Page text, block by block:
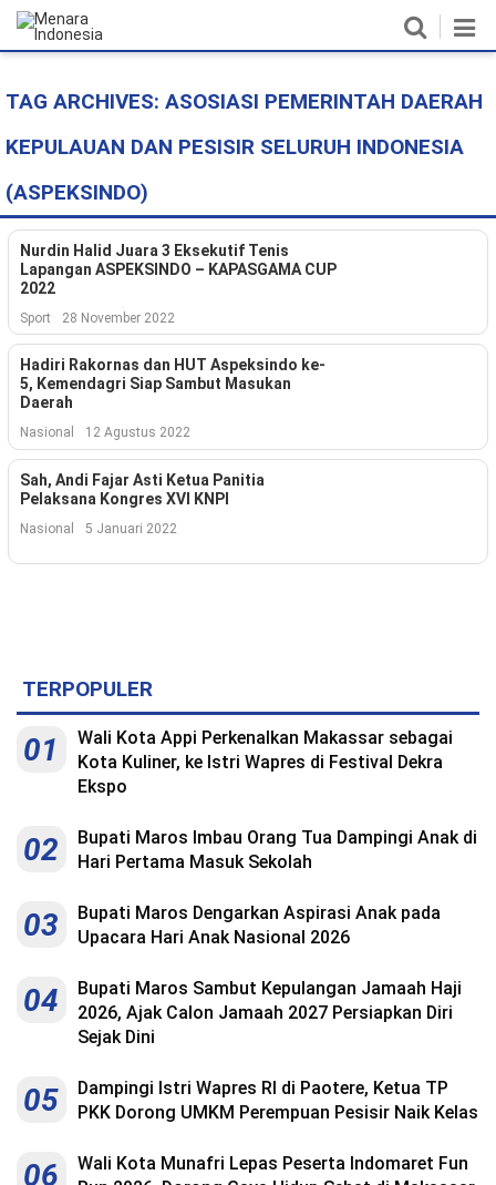
Home
Nasional
Politik
Metro
Hukum & HAM
Ekonomi
Pendidikan
Kesehatan
©
Indonesia
TAG ARCHIVES: ASOSIASI PEMERINTAH DAERAH
KEPULAUAN DAN PESISIR SELURUH INDONESIA
(ASPEKSINDO)
Nurdin Halid Juara 3 Eksekutif Tenis
Lapangan ASPEKSINDO – KAPASGAMA CUP
2022
Sport 28 November 2022
Hadiri Rakornas dan HUT Aspeksindo ke-
5, Kemendagri Siap Sambut Masukan
Daerah
Nasional 12 Agustus 2022
Sah, Andi Fajar Asti Ketua Panitia
Pelaksana Kongres XVI KNPI
Nasional 5 Januari 2022
TERPOPULER
01
Wali Kota Appi Perkenalkan Makassar sebagai
Kota Kuliner, ke Istri Wapres di Festival Dekra
Ekspo
02
Bupati Maros Imbau Orang Tua Dampingi Anak di
Hari Pertama Masuk Sekolah
03
Bupati Maros Dengarkan Aspirasi Anak pada
Upacara Hari Anak Nasional 2026
04
Bupati Maros Sambut Kepulangan Jamaah Haji
2026, Ajak Calon Jamaah 2027 Persiapkan Diri
Sejak Dini
05
Dampingi Istri Wapres RI di Paotere, Ketua TP
PKK Dorong UMKM Perempuan Pesisir Naik Kelas
06
Wali Kota Munafri Lepas Peserta Indomaret Fun